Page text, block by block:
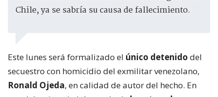
Chile, ya se sabría su causa de fallecimiento.
Este lunes será formalizado el único detenido del
secuestro con homicidio del exmilitar venezolano,
Ronald Ojeda, en calidad de autor del hecho. En